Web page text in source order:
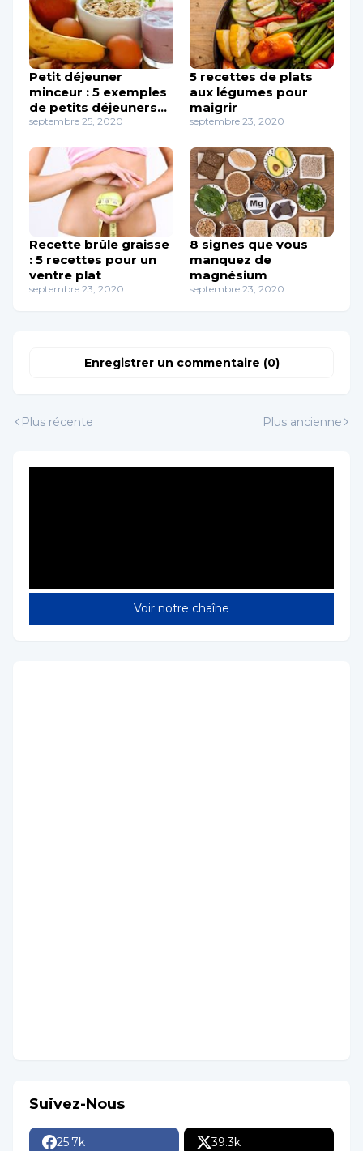
Petit déjeuner
minceur : 5 exemples
de petits déjeuners
pour maigrir
septembre 25, 2020
5 recettes de plats
aux légumes pour
maigrir
septembre 23, 2020
Recette brûle graisse
: 5 recettes pour un
ventre plat
septembre 23, 2020
8 signes que vous
manquez de
magnésium
septembre 23, 2020
Enregistrer un commentaire (0)
Plus récente Plus ancienne
Voir notre chaîne
Suivez-Nous
25.7k 39.3k